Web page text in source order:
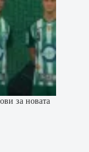
за новата